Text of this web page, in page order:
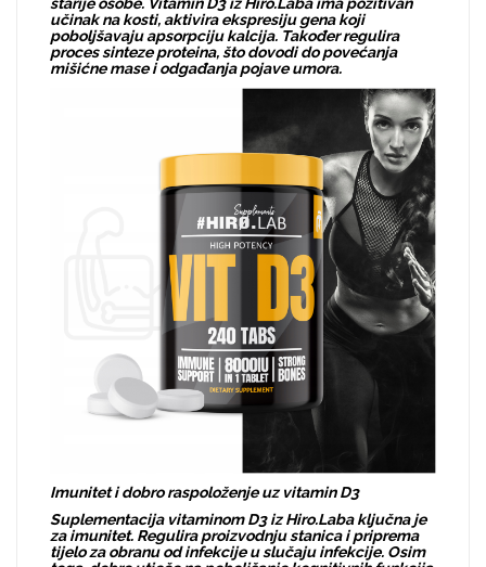
učinak na kosti, aktivira ekspresiju gena koji
poboljšavaju apsorpciju kalcija. Također regulira
proces sinteze proteina, što dovodi do povećanja
mišićne mase i odgađanja pojave umora.
Imunitet i dobro raspoloženje uz vitamin D3
Suplementacija vitaminom D3 iz Hiro.Laba ključna je
za imunitet. Regulira proizvodnju stanica i priprema
tijelo za obranu od infekcije u slučaju infekcije. Osim